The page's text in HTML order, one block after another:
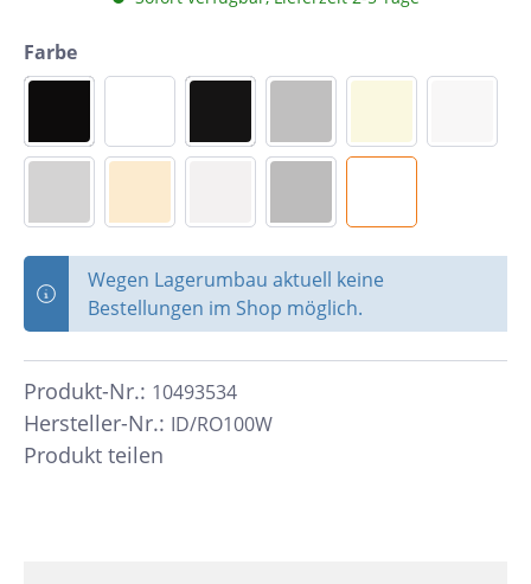
Farbe
Wegen Lagerumbau aktuell keine
Bestellungen im Shop möglich.
Hersteller-Nr.: ID/RO100W
Produkt-Nr.: 10493534
Produkt teilen